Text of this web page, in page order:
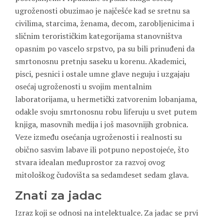
ugroženosti obuzimao je najčešće kad se sretnu sa
civilima, starcima, ženama, decom, zarobljenicima i
sličnim terorističkim kategorijama stanovništva
opasnim po vascelo srpstvo, pa su bili prinuđeni da
smrtonosnu pretnju saseku u korenu. Akademici,
pisci, pesnici i ostale umne glave neguju i uzgajaju
osećaj ugroženosti u svojim mentalnim
laboratorijama, u hermetički zatvorenim lobanjama,
odakle svoju smrtonosnu robu liferuju u svet putem
knjiga, masovnih medija i još masovnijih grobnica.
Veze između osećanja ugroženosti i realnosti su
obično sasvim labave ili potpuno nepostojeće, što
stvara idealan međuprostor za razvoj ovog
mitološkog čudovišta sa sedamdeset sedam glava.
Znati za jadac
Izraz koji se odnosi na intelektualce. Za jadac se prvi